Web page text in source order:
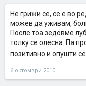
Не грижи се, се е во
можев да уживам,
После тоа зедовме
толку се олесна. Па
позитивно и опушти се.
6 октомври 2010